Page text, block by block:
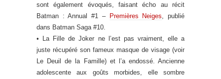
sont également évoqués, faisant écho au récit
Batman : Annual #1 – Premières Neiges , publié
dans Batman Saga #10.
• La Fille de Joker ne l’est pas vraiment, elle a
juste récupéré son fameux masque de visage (voir
Le Deuil de la Famille) et l’a endossé. Ancienne
adolescente aux goûts morbides, elle sombre